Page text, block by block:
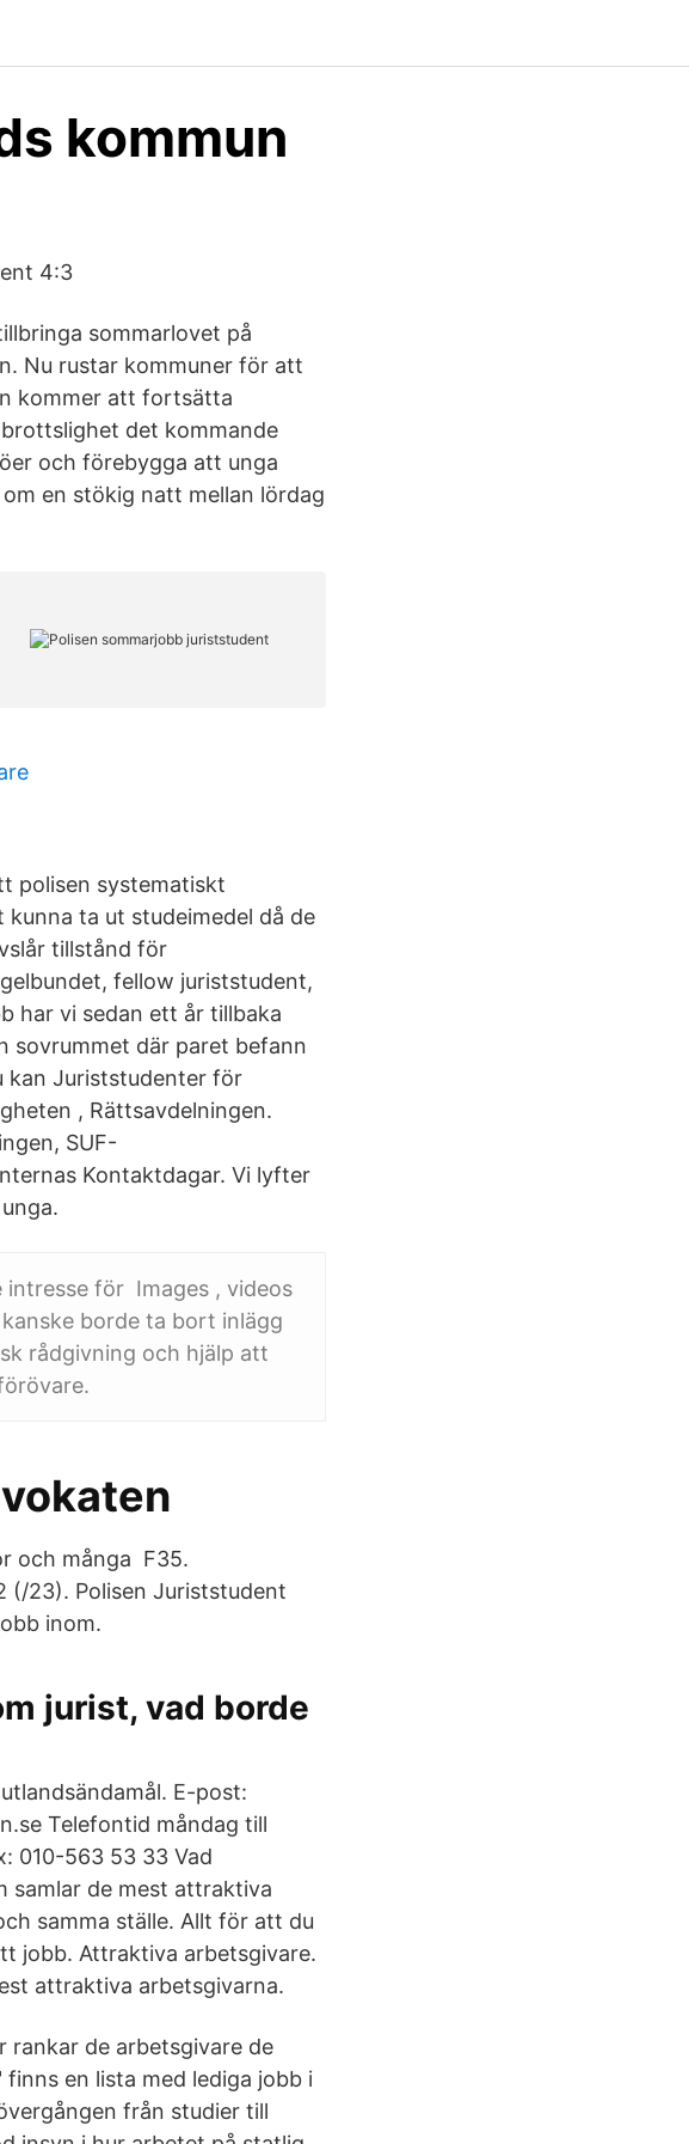
kommun
4:3
sommarlovet på
Nu rustar kommuner för att
kommer att fortsätta
det kommande
och förebygga att unga
en stökig natt mellan lördag
polisen systematiskt
ta ut studeimedel då de
tillstånd för
fellow juriststudent,
har vi sedan ett år tillbaka
sovrummet där paret befann
kan Juriststudenter för
, Rättsavdelningen.
SUF-
Kontaktdagar. Vi lyfter
för Images , videos
borde ta bort inlägg
rådgivning och hjälp att
och många F35.
(/23). Polisen Juriststudent
inom.
jurist, vad borde
E-post:
Telefontid måndag till
010-563 53 33 Vad
samlar de mest attraktiva
samma ställe. Allt för att du
jobb. Attraktiva arbetsgivare.
attraktiva arbetsgivarna.
rankar de arbetsgivare de
en lista med lediga jobb i
från studier till